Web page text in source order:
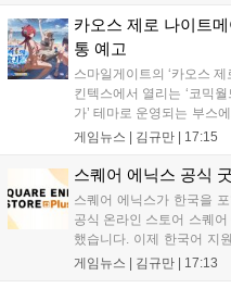
영상 및 대형 전광판에 소
카오스 제로 나이트
통 예고
스마일게이트의 ‘카오스
킨텍스에서 열리는 ‘코믹
가’ 테마로 운영되는 부스
프레 모델 포토존 등 다채
세한 정보는 공식 커뮤니
게임뉴스 | 김규만 | 17:15
스퀘어 에닉스 공식
스퀘어 에닉스가 한국을
공식 온라인 스토어 스퀘
했습니다. 이제 한국어 지
어 등 주요 게임의 피규어,
게임뉴스 | 김규만 | 17:13